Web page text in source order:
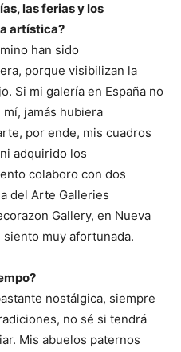
las ferias y los
artística?
han sido
porque visibilizan la
Si mi galería en España no
jamás hubiera
por ende, mis cuadros
adquirido los
colaboro con dos
del Arte Galleries
Gallery, en Nueva
muy afortunada.
nostálgica, siempre
no sé si tendrá
Mis abuelos paternos